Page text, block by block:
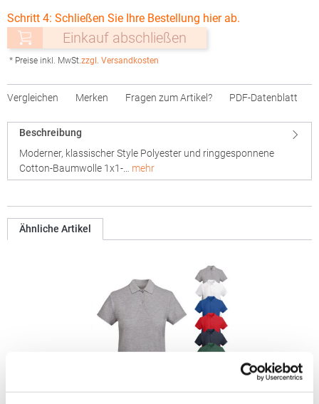
Schritt 4: Schließen Sie Ihre Bestellung hier ab.
Einkauf abschließen
* Preise inkl. MwSt.zzgl. Versandkosten
Vergleichen Merken Fragen zum Artikel? PDF-Datenblatt
Beschreibung
Moderner, klassischer Style Polyester und ringgesponnene
Cotton-Baumwolle 1x1-… mehr
Ähnliche Artikel